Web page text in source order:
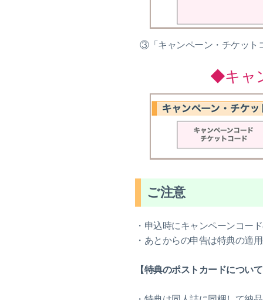
③「キャンペーン・チケット
◆キ
ご注意
・申込時にキャンペーンコー
・あとからの申告は特典の適
【特典のポストカードについ